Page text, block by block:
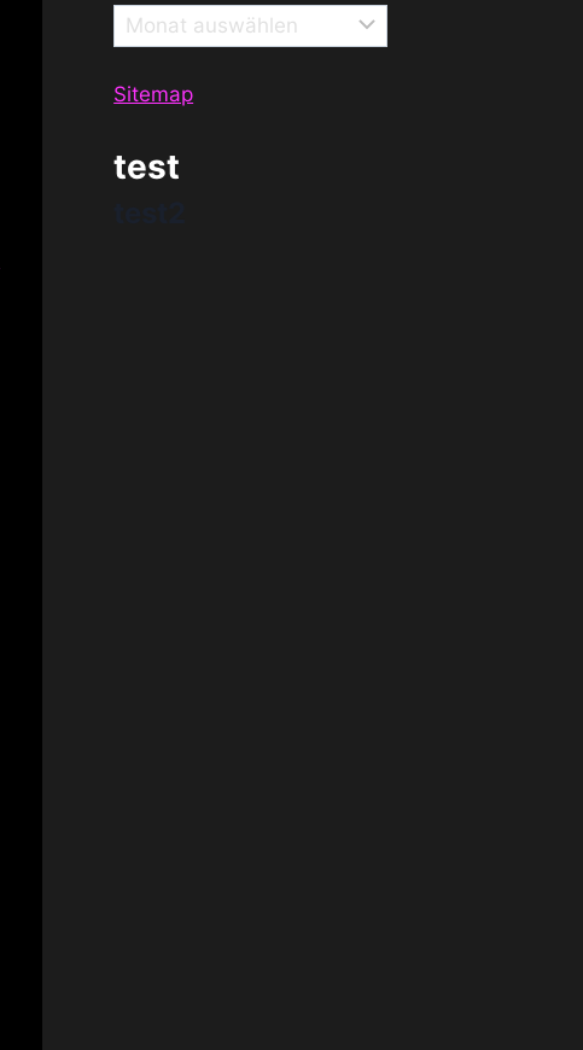
Archiv
Sitemap
test